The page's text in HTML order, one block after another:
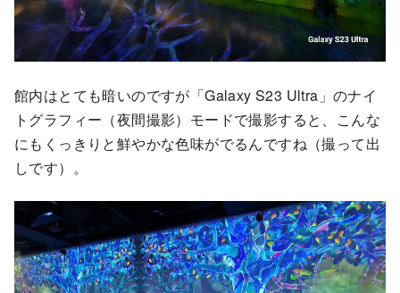
館内はとても暗いのですが「Galaxy S23 Ultra」のナイ
トグラフィー（夜間撮影）モードで撮影すると、こんな
にもくっきりと鮮やかな色味がでるんですね（撮って出
しです）。